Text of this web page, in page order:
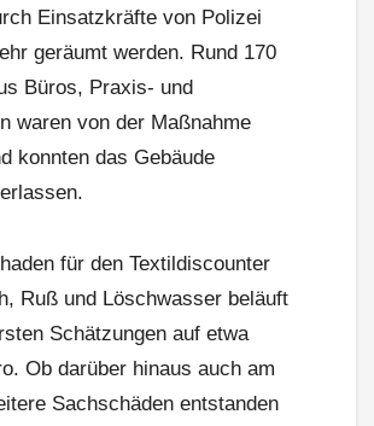
Einsatzkräfte von Polizei
geräumt werden. Rund 170
Büros, Praxis- und
waren von der Maßnahme
konnten das Gebäude
für den Textildiscounter
Ruß und Löschwasser beläuft
Schätzungen auf etwa
Ob darüber hinaus auch am
Sachschäden entstanden